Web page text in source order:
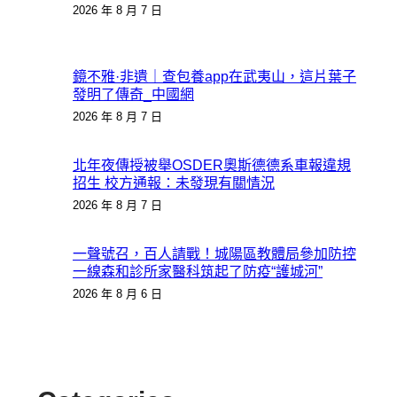
2026 年 8 月 7 日
鏡不雅·非遺｜查包養app在武夷山，這片葉子
發明了傳奇_中國網
2026 年 8 月 7 日
北年夜傳授被舉OSDER奧斯德德系車報違規
招生 校方通報：未發現有關情況
2026 年 8 月 7 日
一聲號召，百人請戰！城陽區教體局參加防控
一線森和診所家醫科筑起了防疫“護城河”
2026 年 8 月 6 日